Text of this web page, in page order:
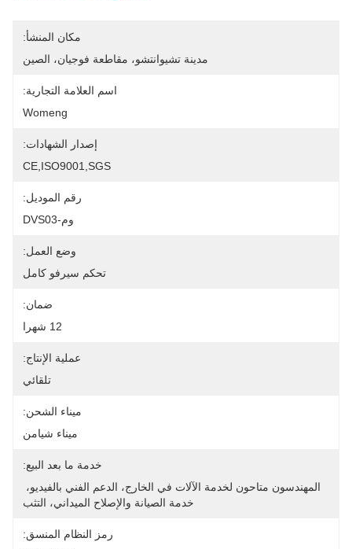
مكان المنشأ:
مدينة تشيوانتشو، مقاطعة فوجيان، الصين
اسم العلامة التجارية:
Womeng
إصدار الشهادات:
CE,ISO9001,SGS
رقم الموديل:
وم-DVS03
وضع العمل:
تحكم سيرفو كامل
ضمان:
12 شهرا
عملية الإنتاج:
تلقائي
ميناء الشحن:
ميناء شيامن
خدمة ما بعد البيع:
خدمة الصيانة والإصلاح الميداني، التثب
رمز النظام المنسق: